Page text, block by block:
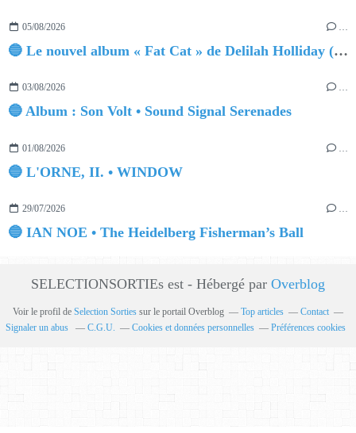
05/08/2026 …
🔵 Le nouvel album « Fat Cat » de Delilah Holliday (sortie le 30 Octobre 2026)
03/08/2026 …
🔵 Album : Son Volt • Sound Signal Serenades
01/08/2026
🔵 L'ORNE, II. • WINDOW
29/07/2026 …
🔵 IAN NOE • The Heidelberg Fisherman’s Ball
SELECTIONSORTIEs est - Hébergé par Overblog
Voir le profil de Selection Sorties sur le portail Overblog Top articles
Contact
Signaler un abus
C.G.U. Cookies et données personnelles Préférences cookies